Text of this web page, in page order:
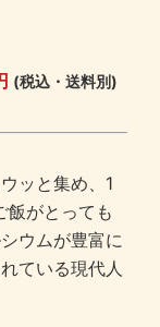
(税込・送料別)
ッと集め、1
飯がとっても
ウムが豊富に
ている現代人